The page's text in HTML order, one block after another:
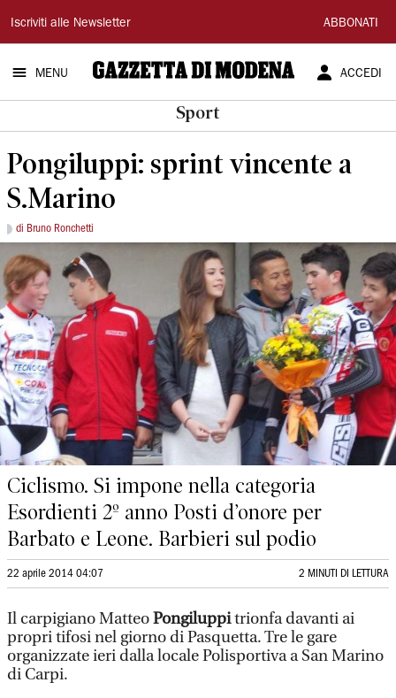
Gazzetta
di
Modena
Iscriviti alle Newsletter ABBONATI
MENU ACCEDI
Sport
Pongiluppi: sprint vincente a
S.Marino
di Bruno Ronchetti
Ciclismo. Si impone nella categoria
Esordienti 2º anno Posti d’onore per
Barbato e Leone. Barbieri sul podio
22 aprile 2014 04:07 2 MINUTI DI LETTURA
Il carpigiano MatteoPongiluppitrionfa davanti ai
propri tifosi nel giorno di Pasquetta. Tre le gare
organizzate ieri dalla locale Polisportiva a San Marino
di Carpi.